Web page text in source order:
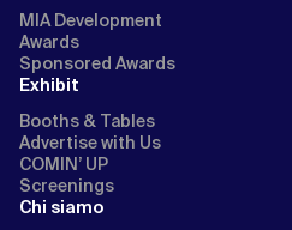
MIA Development
Awards
Sponsored Awards
Exhibit
Booths & Tables
Advertise with Us
COMIN’ UP
Screenings
Chi siamo